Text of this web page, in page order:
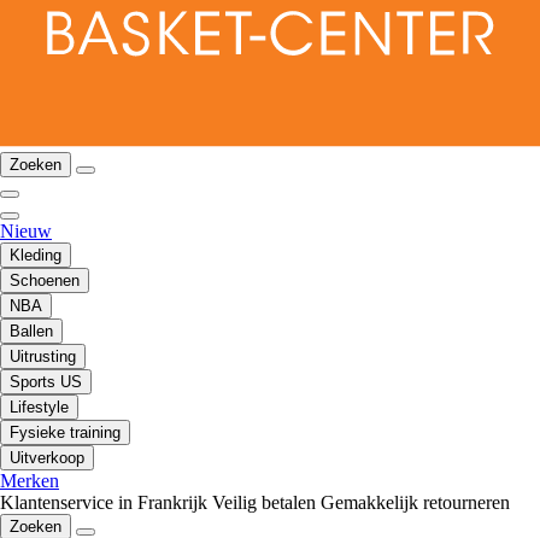
Zoeken
Nieuw
Kleding
Schoenen
NBA
Ballen
Uitrusting
Sports US
Lifestyle
Fysieke training
Uitverkoop
Merken
Klantenservice in Frankrijk Veilig betalen Gemakkelijk retourneren
Zoeken